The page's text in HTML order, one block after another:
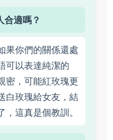
合適嗎？
果你們的關係還處
可以表達純潔的
密，可能紅玫瑰更
白玫瑰給女友，結
這真是個教訓。